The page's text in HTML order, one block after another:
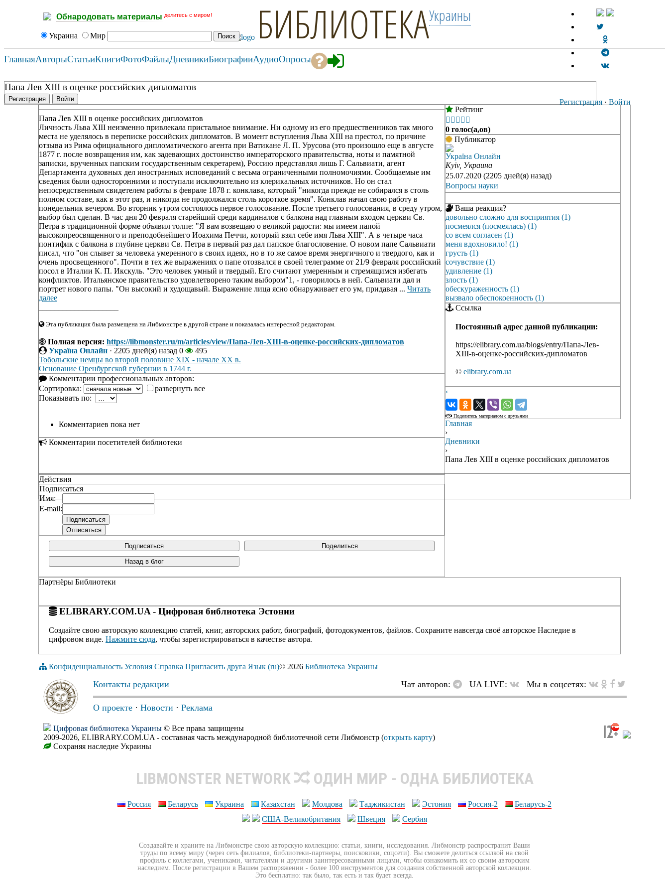
Обнародовать материалы делитесь с миром!
Украина Мир БИБЛИОТЕКАУкраины
Регистрация · Войти
ГлавнаяАвторыСтатьиКнигиФотоФайлыДневникиБиографииАудиоОпросы
Папа Лев XIII в оценке российских дипломатов
Регистрация Войти
Папа Лев XIII в оценке российских дипломатов
Личность Льва XIII неизменно привлекала пристальное внимание. Ни одному из его предшественников так много
места не уделялось в переписке российских дипломатов. В момент вступления Льва XIII на престол, по причине
отзыва из Рима официального дипломатического агента при Ватикане Л. П. Урусова (это произошло еще в августе
1877 г. после возвращения им, как задевающих достоинство императорского правительства, ноты и памятной
записки, врученных папским государственным секретарем), Россию представлял лишь Г. Сальвиати, агент
Департамента духовных дел иностранных исповеданий с весьма ограниченными полномочиями. Сообщаемые им
сведения были односторонними и поступали исключительно из клерикальных источников. Но он стал
непосредственным свидетелем работы в феврале 1878 г. конклава, который "никогда прежде не собирался в столь
полном составе, как в этот раз, и никогда не продолжался столь короткое время". Конклав начал свою работу в
понедельник вечером. Во вторник утром состоялось первое голосование. После третьего голосования, в среду утром,
выбор был сделан. В час дня 20 февраля старейший среди кардиналов с балкона над главным входом церкви Св.
Петра в традиционной форме объявил толпе: "Я вам возвещаю о великой радости: мы имеем папой
высокопреосвященного и преподобнейшего Иоахима Печчи, который взял себе имя Льва XIII". А в четыре часа
понтифик с балкона в глубине церкви Св. Петра в первый раз дал папское благословение. О новом папе Сальвиати
писал, что "он слывет за человека умеренного в своих идеях, но в то же самое время энергичного и твердого, как и
очень просвещенного". Почти в тех же выражениях о папе отозвался в своей телеграмме от 21/9 февраля российский
посол в Италии К. П. Икскуль. "Это человек умный и твердый. Его считают умеренным и стремящимся избегать
конфликтов. Итальянское правительство удовлетворено таким выбором"1, - говорилось в ней. Сальвиати дал и
портрет нового папы. "Он высокий и худощавый. Выражение лица ясно обнаруживает его ум, придавая ... Читать
далее
Эта публикация была размещена на Либмонстре в другой стране и показалась интересной редакторам.
Полная версия: https://libmonster.ru/m/articles/view/Папа-Лев-XIII-в-оценке-российских-дипломатов
Україна Онлайн · 2205 дней(я) назад 0
495
Тобольские немцы во второй половине XIX - начале XX в.
Основание Оренбургской губернии в 1744 г.
Комментарии профессиональных авторов:
Сортировка:
развернуть все
Показывать по:
Комментариев пока нет
Комментарии посетителей библиотеки
Действия
Подписаться
Имя:
E-mail:
Подписаться Поделиться
Назад в блог
Рейтинг
    
0 голос(а,ов)
Публикатор
Україна Онлайн
Kyiv, Украина
25.07.2020 (2205 дней(я) назад)
Вопросы науки
Ваша реакция?
довольно сложно для восприятия (1)
посмеялся (посмеялась) (1)
со всем согласен (1)
меня вдохновило! (1)
грусть (1)
сочувствие (1)
удивление (1)
злость (1)
обескураженность (1)
вызвало обеспокоенность (1)
Ссылка
Постоянный адрес данной публикации:
https://elibrary.com.ua/blogs/entry/Папа-Лев-
XIII-в-оценке-российских-дипломатов
© elibrary.com.ua
‹
›
Поделитесь материалом с друзьями
Партнёры Библиотеки
ELIBRARY.COM.UA - Цифровая библиотека Эстонии
Создайте свою авторскую коллекцию статей, книг, авторских работ, биографий, фотодокументов, файлов. Сохраните навсегда своё авторское Наследие в
цифровом виде. Нажмите сюда, чтобы зарегистрироваться в качестве автора.
Главная
›
Дневники
›
Папа Лев XIII в оценке российских дипломатов
Конфиденциальность Условия Справка Пригласить друга Язык (ru)© 2026 Библиотека Украины
Контакты редакции Чат авторов: UA LIVE: Мы в соцсетях:
О проекте · Новости · Реклама
Цифровая библиотека Украины © Все права защищены
2009-2026, ELIBRARY.COM.UA - составная часть международной библиотечной сети Либмонстр (открыть карту)
Сохраняя наследие Украины
LIBMONSTER NETWORK ОДИН МИР - ОДНА БИБЛИОТЕКА
Россия Беларусь Украина Казахстан Молдова Таджикистан Эстония Россия-2
Беларусь-2
США-Великобритания
Швеция Сербия
Создавайте и храните на Либмонстре свою авторскую коллекцию: статьи, книги, исследования. Либмонстр распространит Ваши
труды по всему миру (через сеть филиалов, библиотеки-партнеры, поисковики, соцсети). Вы сможете делиться ссылкой на свой
профиль с коллегами, учениками, читателями и другими заинтересованными лицами, чтобы ознакомить их со своим авторским
наследием. После регистрации в Вашем распоряжении - более 100 инструментов для создания собственной авторской коллекции.
Это бесплатно: так было, так есть и так будет всегда.